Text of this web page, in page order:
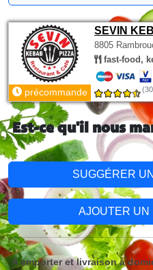
SEVIN
8805
fast-food,
précommande
Est-ce qu'il nous
SUGGÉRER
AJOUTER UN
A emporter et livraison à